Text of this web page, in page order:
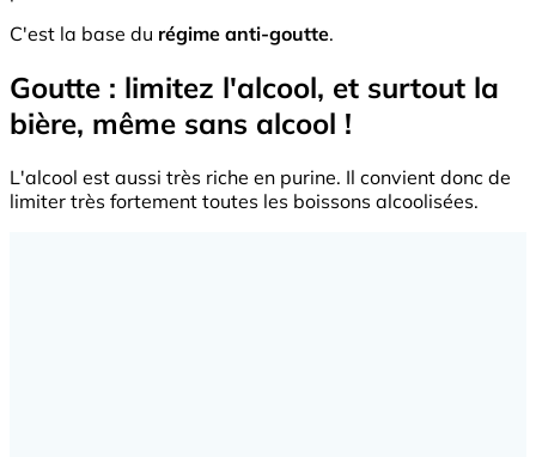
C'est la base du régime anti-goutte.
Goutte : limitez l'alcool, et surtout la
bière, même sans alcool !
L'alcool est aussi très riche en purine. Il convient donc de
limiter très fortement toutes les boissons alcoolisées.